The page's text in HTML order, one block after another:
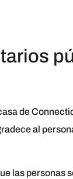
de
al
las personas